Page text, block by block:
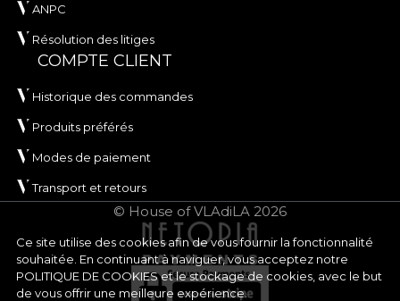
Ce site utilise des cookies afin de vous fournir la fonctionnalité
souhaitée. En continuant à naviguer, vous acceptez notre
POLITIQUE DE COOKIESet le stockage de cookies, avec le but
de vous offrir une meilleure expérience.
ANPC
Résolution des litiges
COMPTE CLIENT
Historique des commandes
Produits préférés
Modes de paiement
Transport et retours
© House of VLAdiLA 2026